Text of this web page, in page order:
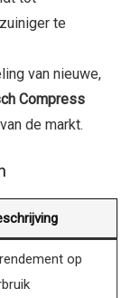
te
van nieuwe,
Compress
de markt.
op